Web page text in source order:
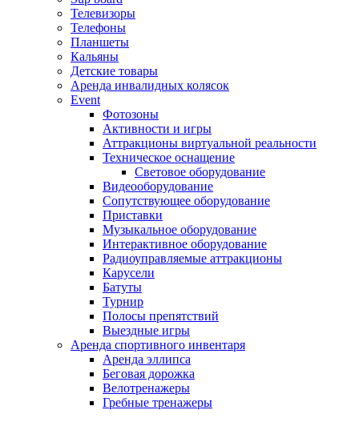
Телевизоры
Телефоны
Планшеты
Кальяны
Детские товары
Аренда инвалидных колясок
Event
Фотозоны
Активности и игры
Аттракционы виртуальной реальности
Техническое оснащение
Световое оборудование
Видеооборудование
Сопутствующее оборудование
Приставки
Музыкальное оборудование
Интерактивное оборудование
Радиоуправляемые аттракционы
Карусели
Батуты
Турнир
Полосы препятствий
Выездные игры
Аренда спортивного инвентаря
Аренда эллипса
Бeговая дoрожка
Велотренажеры
Гребные тренажеры